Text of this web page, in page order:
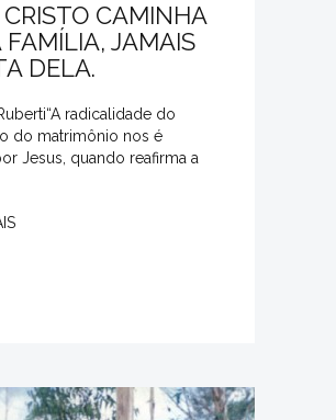
CAMINHA
FAMÍLIA, JAMAIS
DELA.
radicalidade do
do matrimônio nos é
Jesus, quando reafirma a